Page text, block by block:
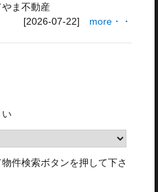
ま不動産
[2026-07-22] more・・
い
件検索ボタンを押して下さ